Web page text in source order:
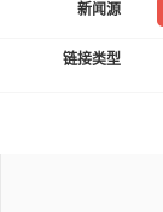
新闻源
链接类型